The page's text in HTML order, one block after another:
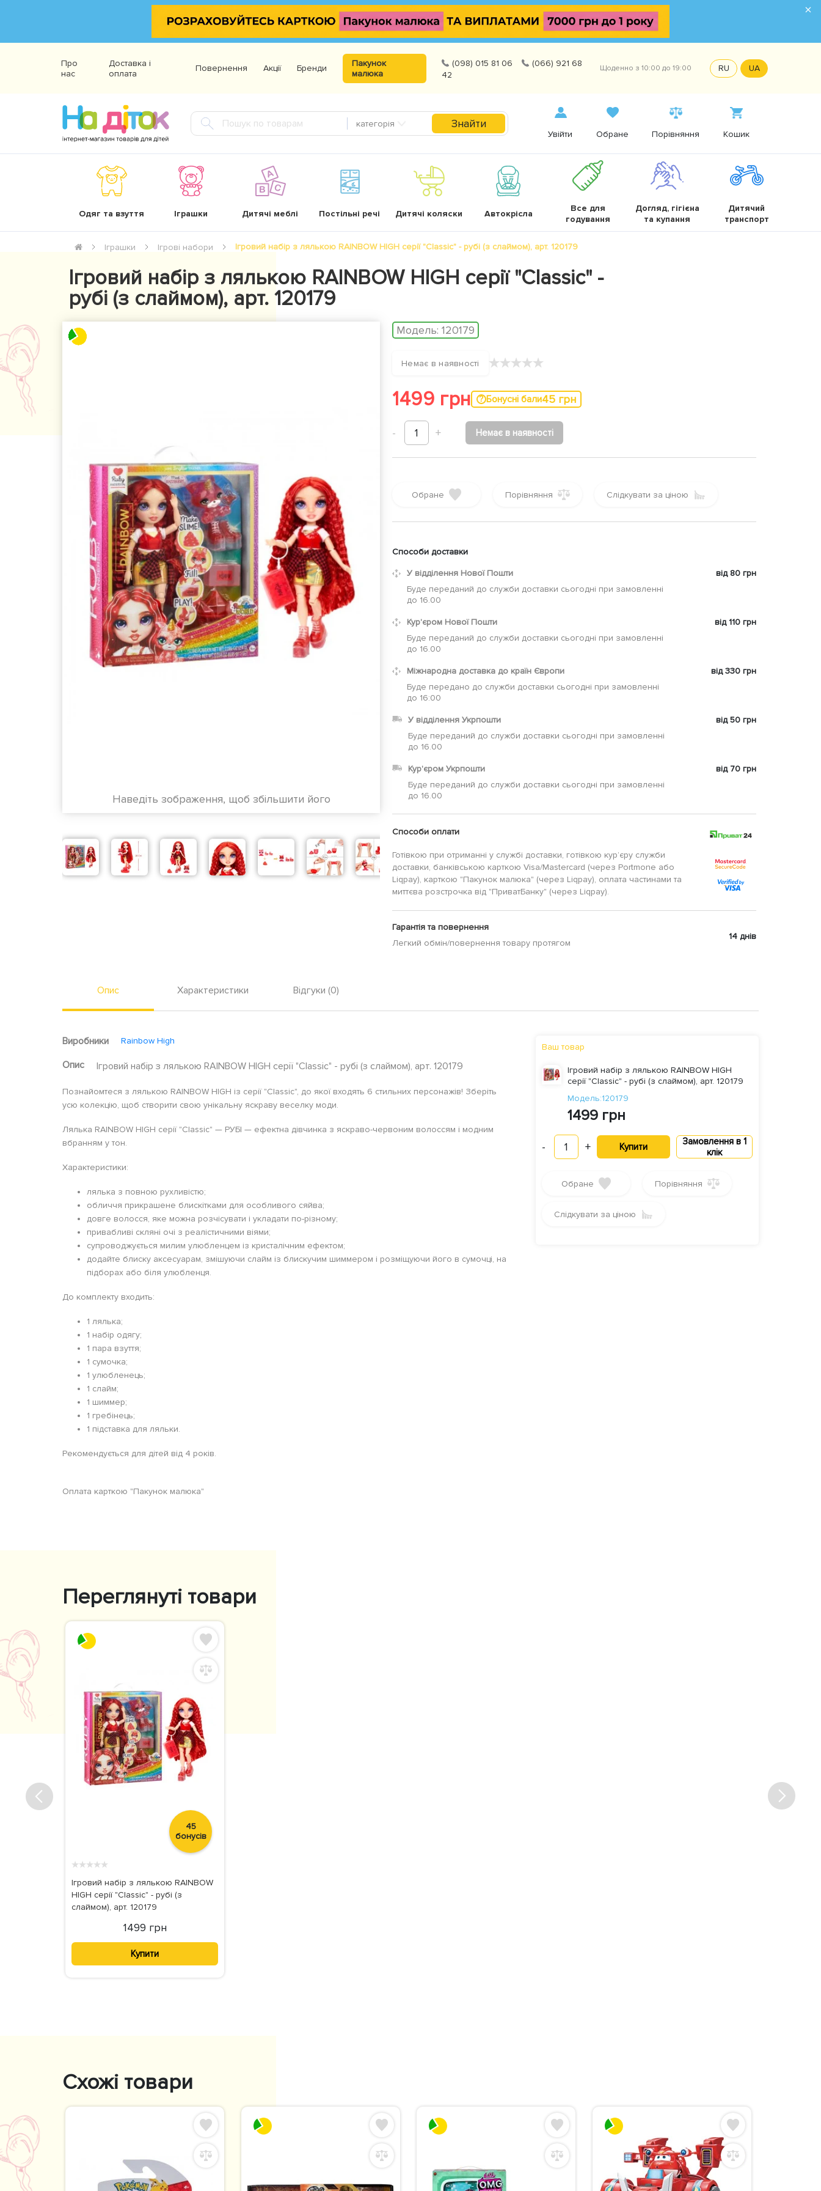
×
Про
нас
Доставка і
оплата
Повернення Акції Бренди
Пакунок
малюка
(098) 015 81 06
(066) 921 68
42
Щоденно з 10:00 до 19:00 RU UA
категорія Знайти
Увійти Обране Порівняння Кошик
Одяг та взуття Іграшки Дитячі меблі Постільні речі Дитячі коляски Автокрісла
Все для
годування
Догляд, гігієна
та купання
Дитячий
транспорт
Іграшки Ігрові набори Ігровий набір з лялькою RAINBOW HIGH серії "Classic" - рубі (з слаймом), арт. 120179
Ігровий набір з лялькою RAINBOW HIGH серії "Classic" -
рубі (з слаймом), арт. 120179
Наведіть зображення, щоб збільшити його
Модель: 120179
Немає в наявності ★★★★★
1499 грн Бонусні бали45 грн
- 1 + Немає в наявності
Обране Порівняння Слідкувати за ціною
Способи доставки
У відділення Нової Пошти
Буде переданий до служби доставки сьогодні при замовленні
до 16.00
від 80 грн
Кур'єром Нової Пошти
Буде переданий до служби доставки сьогодні при замовленні
до 16.00
від 110 грн
Міжнародна доставка до країн Європи
Буде передано до служби доставки сьогодні при замовленні
до 16:00
від 330 грн
У відділення Укрпошти
Буде переданий до служби доставки сьогодні при замовленні
до 16.00
від 50 грн
Кур'єром Укрпошти
Буде переданий до служби доставки сьогодні при замовленні
до 16.00
від 70 грн
Способи оплати
Готівкою при отриманні у службі доставки, готівкою кур’єру служби
доставки, банківською карткою Visa/Mastercard (через Portmone або
Liqpay), карткою "Пакунок малюка" (через Liqpay), оплата частинами та
миттєва розстрочка від "ПриватБанку" (через Liqpay).
Гарантія та повернення
Легкий обмін/повернення товару протягом
14 днів
Опис Характеристики Відгуки (0)
Виробники Rainbow High
Опис Ігровий набір з лялькою RAINBOW HIGH серії "Classic" - рубі (з слаймом), арт. 120179
Познайомтеся з лялькою RAINBOW HIGH із серії "Classic", до якої входять 6 стильних персонажів! Зберіть
усю колекцію, щоб створити свою унікальну яскраву веселку моди.
Лялька RAINBOW HIGH серії "Classic" — РУБІ — ефектна дівчинка з яскраво-червоним волоссям і модним
вбранням у тон.
Характеристики:
лялька з повною рухливістю;
обличчя прикрашене блискітками для особливого сяйва;
довге волосся, яке можна розчісувати і укладати по-різному;
привабливі скляні очі з реалістичними віями;
супроводжується милим улюбленцем із кристалічним ефектом;
додайте блиску аксесуарам, змішуючи слайм із блискучим шиммером і розміщуючи його в сумочці, на
підборах або біля улюбленця.
До комплекту входить:
1 лялька;
1 набір одягу;
1 пара взуття;
1 сумочка;
1 улюбленець;
1 слайм;
1 шиммер;
1 гребінець;
1 підставка для ляльки.
Рекомендується для дітей від 4 років.
Оплата карткою "Пакунок малюка"
Ваш товар
Ігровий набір з лялькою RAINBOW HIGH
серії "Classic" - рубі (з слаймом), арт. 120179
Модель:120179
1499 грн
- 1 + Купити
Замовлення в 1
клік
Обране Порівняння
Слідкувати за ціною
Переглянуті товари
45
бонусів
★★★★★
Ігровий набір з лялькою RAINBOW
HIGH серії "Classic" - рубі (з
слаймом), арт. 120179
1499 грн
Купити
Схожі товари